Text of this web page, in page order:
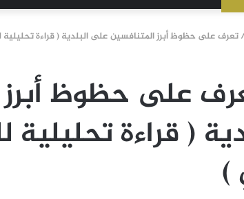
على حظوظ أبرز المتنافسين على البلدية ( قراءة
على حظوظ أبرز
( قراءة
)